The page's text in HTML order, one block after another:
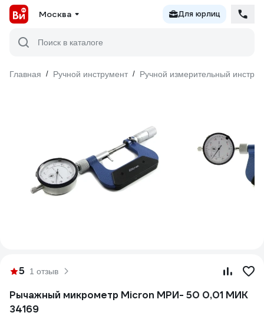
Москва Для юрлиц
Поиск в каталоге
Главная / Ручной инструмент / Ручной измерительный
5 1 отзыв
Рычажный микрометр Micron МРИ- 50 0,01 МИК
34169